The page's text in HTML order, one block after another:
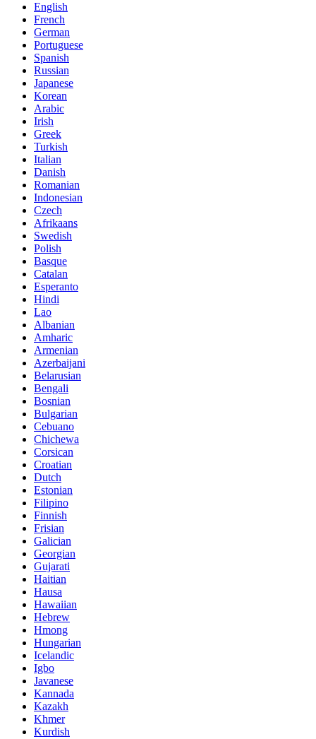
English
French
German
Portuguese
Spanish
Russian
Japanese
Korean
Arabic
Irish
Greek
Turkish
Italian
Danish
Romanian
Indonesian
Czech
Afrikaans
Swedish
Polish
Basque
Catalan
Esperanto
Hindi
Lao
Albanian
Amharic
Armenian
Azerbaijani
Belarusian
Bengali
Bosnian
Bulgarian
Cebuano
Chichewa
Corsican
Croatian
Dutch
Estonian
Filipino
Finnish
Frisian
Galician
Georgian
Gujarati
Haitian
Hausa
Hawaiian
Hebrew
Hmong
Hungarian
Icelandic
Igbo
Javanese
Kannada
Kazakh
Khmer
Kurdish